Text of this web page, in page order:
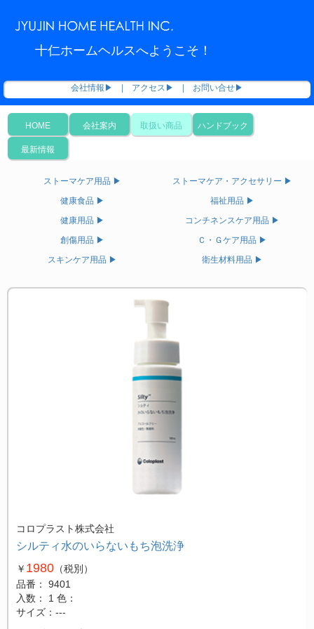
十仁ホームヘルスへようこそ！
会社情報▶ アクセス▶ お問い合せ▶
HOME 会社案内 取扱い商品 ハンドブック
最新情報
ストーマケア用品 ▶
ストーマケア・アクセサリー ▶
健康食品 ▶
福祉用品 ▶
健康用品 ▶
コンチネンスケア用品 ▶
創傷用品 ▶
Ｃ・Ｇケア用品 ▶
スキンケア用品 ▶
衛生材料用品 ▶
コロプラスト株式会社
シルティ水のいらないもち泡洗浄
￥ 1980 （税別）
品番： 9401
入数： 1 色：
サイズ：---